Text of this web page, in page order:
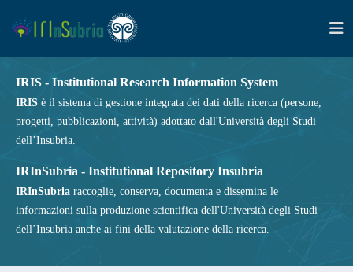
IRIS - Institutional Research Information System
IRIS è il sistema di gestione integrata dei dati della ricerca (persone,
progetti, pubblicazioni, attività) adottato dall'Università degli Studi
dell’Insubria.
IRInSubria - Institutional Repository Insubria
IRInSubria raccoglie, conserva, documenta e dissemina le
informazioni sulla produzione scientifica dell'Università degli Studi
dell’Insubria anche ai fini della valutazione della ricerca.